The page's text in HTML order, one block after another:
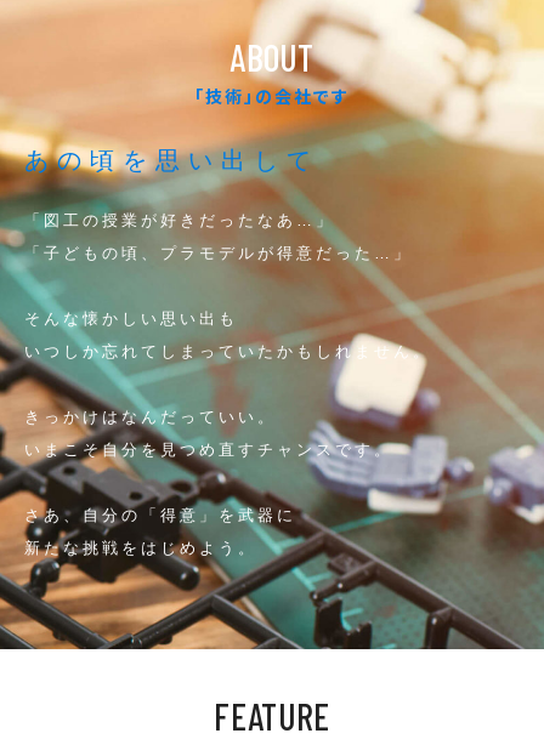
ABOUT
「技術」の会社です
あの頃を思い出して
「図工の授業が好きだったなあ…」
「子どもの頃、プラモデルが得意だった…」
そんな懐かしい思い出も
いつしか忘れてしまっていたかもしれません。
きっかけはなんだっていい。
いまこそ自分を見つめ直すチャンスです。
さあ、自分の「得意」を武器に
新たな挑戦をはじめよう。
FEATURE